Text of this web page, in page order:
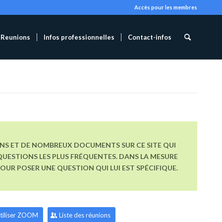
Accès pour les membres
Reunions Infos professionnelles Contact-infos
ET DE NOMBREUX DOCUMENTS SUR CE SITE QUI
LES PLUS FRÉQUENTES. DANS LA MESURE
POSER UNE QUESTION QUI LUI EST SPÉCIFIQUE.
ZOOM Liste des réunions